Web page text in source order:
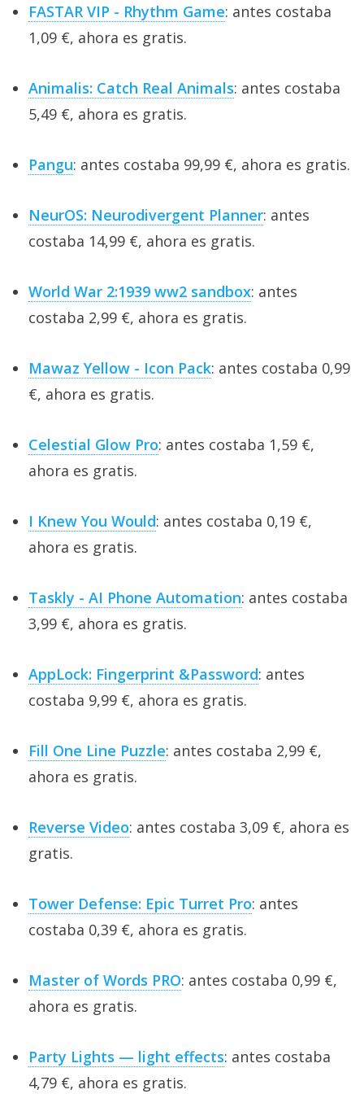
FASTAR VIP - Rhythm Game: antes costaba
1,09 €, ahora es gratis.
Animalis: Catch Real Animals: antes costaba
5,49 €, ahora es gratis.
Pangu: antes costaba 99,99 €, ahora es gratis.
NeurOS: Neurodivergent Planner: antes
costaba 14,99 €, ahora es gratis.
World War 2:1939 ww2 sandbox: antes
costaba 2,99 €, ahora es gratis.
Mawaz Yellow - Icon Pack: antes costaba 0,99
€, ahora es gratis.
Celestial Glow Pro: antes costaba 1,59 €,
ahora es gratis.
I Knew You Would: antes costaba 0,19 €,
ahora es gratis.
Taskly - AI Phone Automation: antes costaba
3,99 €, ahora es gratis.
AppLock: Fingerprint &Password: antes
costaba 9,99 €, ahora es gratis.
Fill One Line Puzzle: antes costaba 2,99 €,
ahora es gratis.
Reverse Video: antes costaba 3,09 €, ahora es
gratis.
Tower Defense: Epic Turret Pro: antes
costaba 0,39 €, ahora es gratis.
Master of Words PRO: antes costaba 0,99 €,
ahora es gratis.
Party Lights — light effects: antes costaba
4,79 €, ahora es gratis.